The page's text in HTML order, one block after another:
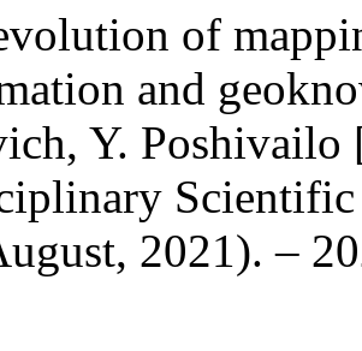
of
and
Y.
Scientific
2021). –